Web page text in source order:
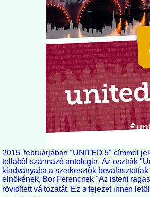
2015. februárjában "UNITED 5" címmel
tollából származó antológia. Az osztrák
kiadványába a szerkesztők
elnökének, Bor Ferencnek "Az isteni
rövidített változatát. Ez a fejezet innen